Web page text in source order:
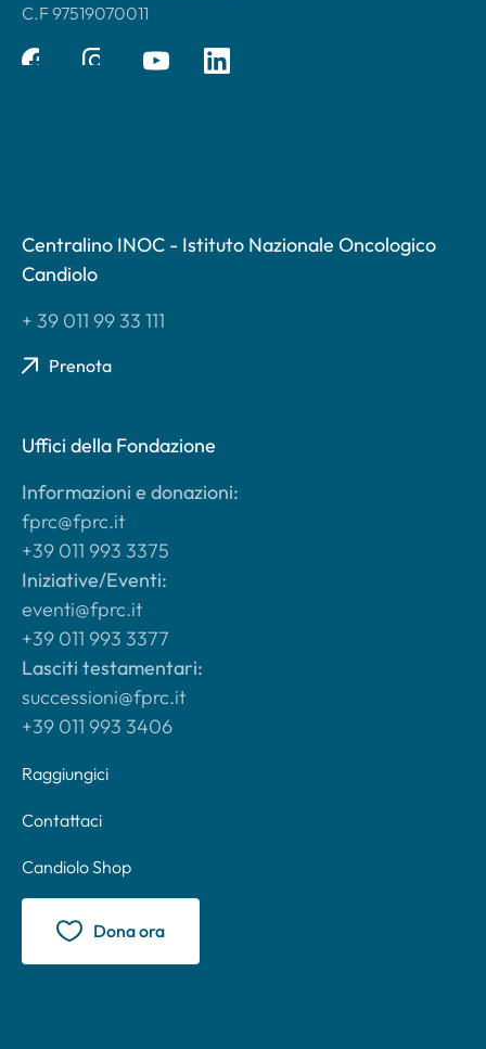
C.F 97519070011
Centralino INOC - Istituto Nazionale Oncologico
Candiolo
+ 39 011 99 33 111
Prenota
Uffici della Fondazione
Informazioni e donazioni:
fprc@fprc.it
+39 011 993 3375
Iniziative/Eventi:
eventi@fprc.it
+39 011 993 3377
Lasciti testamentari:
successioni@fprc.it
+39 011 993 3406
Raggiungici
Contattaci
Candiolo Shop
Dona ora